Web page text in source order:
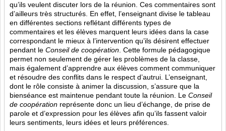
qu’ils veulent discuter lors de la réunion. Ces commentaires sont
d’ailleurs très structurés. En effet, l’enseignant divise le tableau
en différentes sections reflétant différents types de
commentaires et les élèves marquent leurs idées dans la case
correspondant le mieux à l’intervention qu’ils désirent effectuer
pendant le Conseil de coopération . Cette formule pédagogique
permet non seulement de gérer les problèmes de la classe,
mais également d’apprendre aux élèves comment communiquer
et résoudre des conflits dans le respect d’autrui. L’enseignant,
dont le rôle consiste à animer la discussion, s’assure que la
bienséance est maintenue pendant toute la réunion. Le Conseil
de coopération représente donc un lieu d’échange, de prise de
parole et d’expression pour les élèves afin qu’ils fassent valoir
leurs sentiments, leurs idées et leurs préférences.